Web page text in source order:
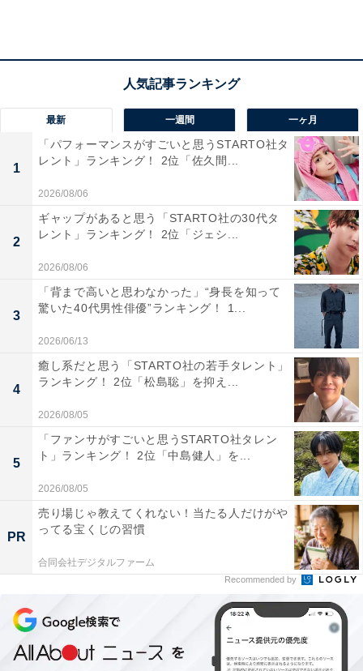
第2位：「貧困をなくそう」
次いで、第2位は僅差で「目標1：貧困をなくそう」でし
た。
2030年までに、極度の貧困を終わらせること、貧困層や
弱い立場にある人々に対する十分な保護の達成、あらゆ
る面で貧困状態にある全年齢の男女・子どもの割合を少
なくとも半減させる、などのターゲットが掲げられてい
ます。
最新 一週間 一ヶ月
1
「パフォーマンスがすごいと思うSTARTO社タ
レント」ランキング！ 2位「佐久間...
2026/08/06
2
ギャップがあると思う「STARTO社の30代タ
レント」ランキング！ 2位「ジェシ...
2026/08/06
3
「背まで高いと思わなかった」“身長を知って
驚いた40代男性俳優”ランキング！ 1...
2026/06/13
4
癒し系だと思う「STARTO社の若手タレント」
ランキング！ 2位「松島聡」を抑え...
2026/08/05
5
「ファンサがすごいと思うSTARTO社タレン
ト」ランキング！ 2位「中島健人」を...
2026/08/05
PR
売り場じゃ教えてくれない！当たる人だけがや
ってる宝くじの習慣
合同会社デジタルファーム
Recommended by